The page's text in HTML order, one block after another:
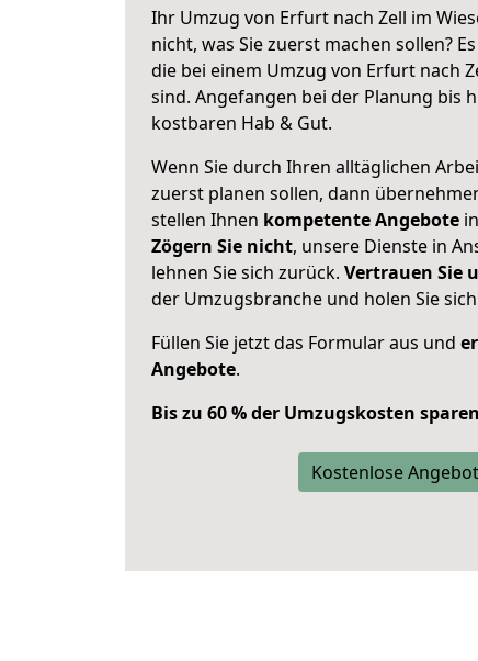
Ihr Umzug von Erfurt nach Zell im
nicht, was Sie zuerst machen sollen?
die bei einem Umzug von Erfurt nach
sind. Angefangen bei der Planung bis
kostbaren Hab & Gut.
Wenn Sie durch Ihren alltäglichen
zuerst planen sollen, dann
stellen Ihnen kompetente Angebote
Zögern Sie nicht, unsere Dienste in
lehnen Sie sich zurück. Vertrauen Sie
der Umzugsbranche und holen Sie
Füllen Sie jetzt das Formular aus und
Angebote.
Bis zu 60 % der Umzugskosten sparen
Kostenlose